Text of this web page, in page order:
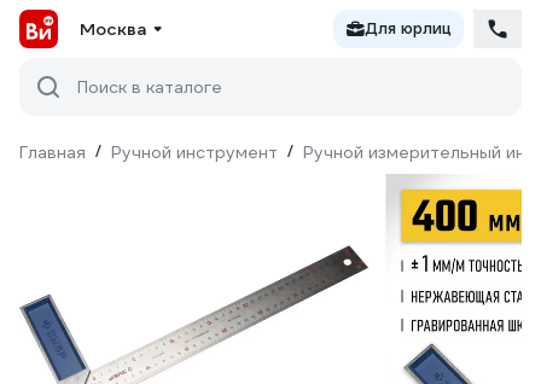
Москва Для юрлиц
Поиск в каталоге
Главная / Ручной инструмент / Ручной измерительный